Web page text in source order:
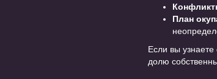
План
Если вы узнаете
долю